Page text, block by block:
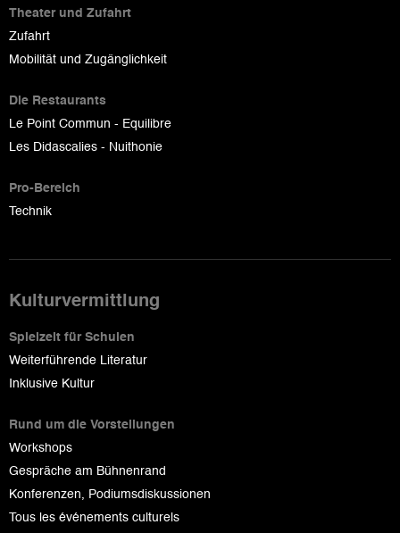
Theater und Zufahrt
Zufahrt
Mobilität und Zugänglichkeit
Die Restaurants
Le Point Commun - Equilibre
Les Didascalies - Nuithonie
Pro-Bereich
Technik
Kulturvermittlung
Spielzeit für Schulen
Weiterführende Literatur
Inklusive Kultur
Rund um die Vorstellungen
Workshops
Gespräche am Bühnenrand
Konferenzen, Podiumsdiskussionen
Tous les événements culturels